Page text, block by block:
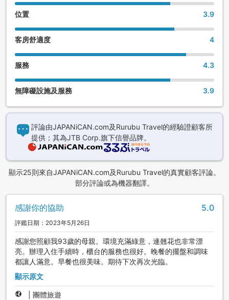
位置 3.9
客房舒適度 4
服務 4.3
無障礙設施及服務 3.9
評論由JAPANiCAN.com及Rurubu Travel的經驗證顧客所
提供；其為JTB Corp.旗下信譽品牌。
顯示25則來自JAPANiCAN.com及Rurubu Travel的真實顧客評論。
部分評論或為機器翻譯。
感謝你的協助 5.0
評鑑日期：2023年5月26日
感謝您照顧我93歲的母親。環境充滿綠意，連翹花也非常漂
亮。辦理入住手續時，櫃台的服務也很好。晚餐的擺盤和調味
都讓人滿意。早餐也很美味。期待下次再次光臨。
顯示原文
團體旅遊